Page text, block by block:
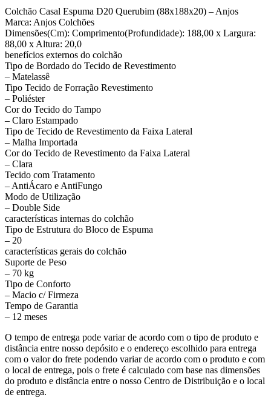
Colchão Casal Espuma D20 Querubim (88x188x20) – Anjos
Marca: Anjos Colchões
Dimensões(Cm): Comprimento(Profundidade): 188,00 x Largura:
88,00 x Altura: 20,0
benefícios externos do colchão
Tipo de Bordado do Tecido de Revestimento
– Matelassê
Tipo Tecido de Forração Revestimento
– Poliéster
Cor do Tecido do Tampo
– Claro Estampado
Tipo de Tecido de Revestimento da Faixa Lateral
– Malha Importada
Cor do Tecido de Revestimento da Faixa Lateral
– Clara
Tecido com Tratamento
– AntiÁcaro e AntiFungo
Modo de Utilização
– Double Side
características internas do colchão
Tipo de Estrutura do Bloco de Espuma
– 20
características gerais do colchão
Suporte de Peso
– 70 kg
Tipo de Conforto
– Macio c/ Firmeza
Tempo de Garantia
– 12 meses
O tempo de entrega pode variar de acordo com o tipo de produto e
distância entre nosso depósito e o endereço escolhido para entrega
com o valor do frete podendo variar de acordo com o produto e com
o local de entrega, pois o frete é calculado com base nas dimensões
do produto e distância entre o nosso Centro de Distribuição e o local
de entrega.